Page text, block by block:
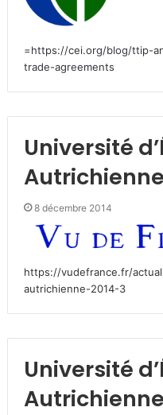
=https://cei.org/blog/ttip-
trade-agreements
Université
Autrichienne
8 décembre 2014
https://vudefrance.fr/
autrichienne-2014-3
Université
Autrichienne